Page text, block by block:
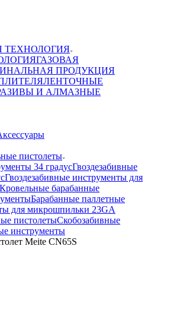
ТЕХНОЛОГИЯ
ГАЗОВАЯ
ПРОДУКЦИЯ
ЛЕНТОЧНЫЕ
И АЛМАЗНЫЕ
пистолеты
34 градусГвоздезабивные
Гвоздезабивные инструменты для
Кровельные барабанные
Барабанные паллетные
для микрошпильки 23GA
пистолетыСкобозабивные
инструменты
Meite CN65S